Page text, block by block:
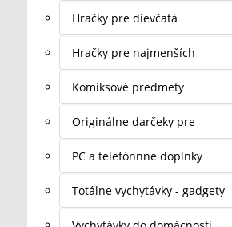
Hračky pre dievčatá
Hračky pre najmenších
Komiksové predmety
Originálne darčeky pre
PC a telefónnne doplnky
Totálne vychytávky - gadgety